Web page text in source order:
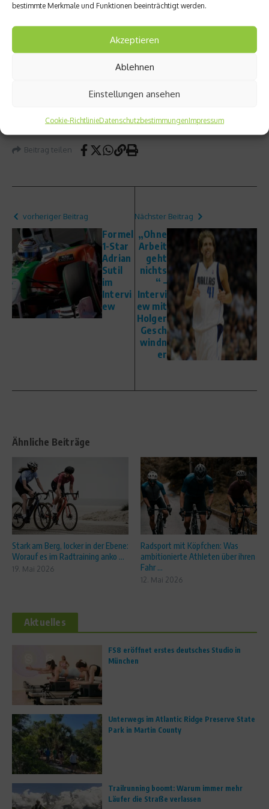
bestimmte Merkmale und Funktionen beeinträchtigt werden.
Akzeptieren
Ablehnen
Einstellungen ansehen
Cookie-RichtlinieDatenschutzbestimmungenImpressum
und Händler aus Deutschland eingeflogen. Und mich,
den netzathleten-Redakteur. Auch für mich war es ein
wirklich einmaliges Erlebnis. Trotz Schlafmangels und
findest Du unter http://www.rtbrelay.com
Beitrag teilen
vorheriger Beitrag
Formel
1-Star
Adrian
Sutil
im
Intervi
ew
Nächster Beitrag
„Ohne
Arbeit
geht
nichts
“ –
Intervi
ew mit
Holger
Gesch
windn
er
Ähnliche Beiträge
Stark am Berg, locker in der Ebene:
Worauf es im Radtraining anko ...
19. Mai 2026
Radsport mit Köpfchen: Was
ambitionierte Athleten über ihren
Fahr ...
12. Mai 2026
Aktuelles
FS8 eröffnet erstes deutsches Studio in
München
Unterwegs im Atlantic Ridge Preserve State
Park in Martin County
Trailrunning boomt: Warum immer mehr
Läufer die Straße verlassen